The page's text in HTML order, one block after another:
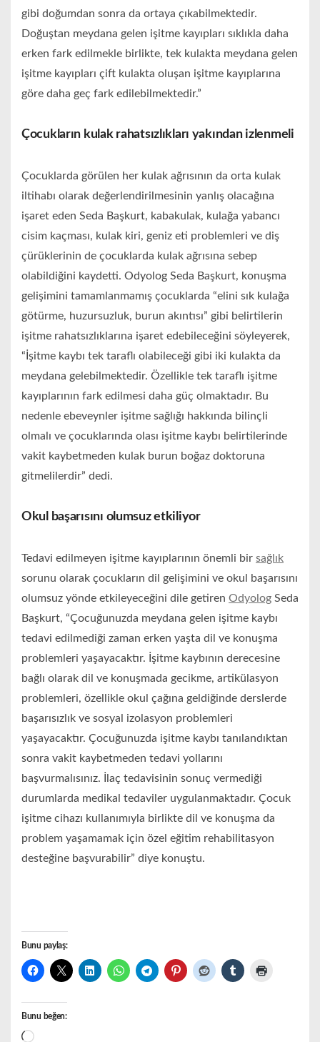
gibi doğumdan sonra da ortaya çıkabilmektedir.
Doğuştan meydana gelen işitme kayıpları sıklıkla daha
erken fark edilmekle birlikte, tek kulakta meydana gelen
işitme kayıpları çift kulakta oluşan işitme kayıplarına
göre daha geç fark edilebilmektedir.”
Çocukların kulak rahatsızlıkları yakından izlenmeli
Çocuklarda görülen her kulak ağrısının da orta kulak
iltihabı olarak değerlendirilmesinin yanlış olacağına
işaret eden Seda Başkurt, kabakulak, kulağa yabancı
cisim kaçması, kulak kiri, geniz eti problemleri ve diş
çürüklerinin de çocuklarda kulak ağrısına sebep
olabildiğini kaydetti. Odyolog Seda Başkurt, konuşma
gelişimini tamamlanmamış çocuklarda “elini sık kulağa
götürme, huzursuzluk, burun akıntısı” gibi belirtilerin
işitme rahatsızlıklarına işaret edebileceğini söyleyerek,
“İşitme kaybı tek taraflı olabileceği gibi iki kulakta da
meydana gelebilmektedir. Özellikle tek taraflı işitme
kayıplarının fark edilmesi daha güç olmaktadır. Bu
nedenle ebeveynler işitme sağlığı hakkında bilinçli
olmalı ve çocuklarında olası işitme kaybı belirtilerinde
vakit kaybetmeden kulak burun boğaz doktoruna
gitmelilerdir” dedi.
Okul başarısını olumsuz etkiliyor
Tedavi edilmeyen işitme kayıplarının önemli bir sağlık
sorunu olarak çocukların dil gelişimini ve okul başarısını
olumsuz yönde etkileyeceğini dile getiren Odyolog Seda
Başkurt, “Çocuğunuzda meydana gelen işitme kaybı
tedavi edilmediği zaman erken yaşta dil ve konuşma
problemleri yaşayacaktır. İşitme kaybının derecesine
bağlı olarak dil ve konuşmada gecikme, artikülasyon
problemleri, özellikle okul çağına geldiğinde derslerde
başarısızlık ve sosyal izolasyon problemleri
yaşayacaktır. Çocuğunuzda işitme kaybı tanılandıktan
sonra vakit kaybetmeden tedavi yollarını
başvurmalısınız. İlaç tedavisinin sonuç vermediği
durumlarda medikal tedaviler uygulanmaktadır. Çocuk
işitme cihazı kullanımıyla birlikte dil ve konuşma da
problem yaşamamak için özel eğitim rehabilitasyon
desteğine başvurabilir” diye konuştu.
Bunu paylaş:
Bunu beğen:
Yükleniyor...